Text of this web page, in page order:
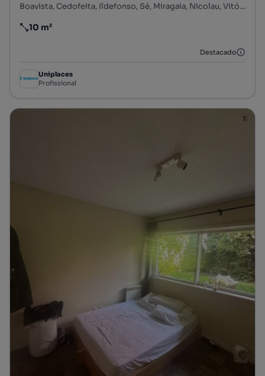
Boavista, Cedofeita, Ildefonso, Sé, Miragaia, Nicolau, Vitória, Porto, Porto
Preço por metro quadrado
10 m²
Destacado
Uniplaces
Profissional